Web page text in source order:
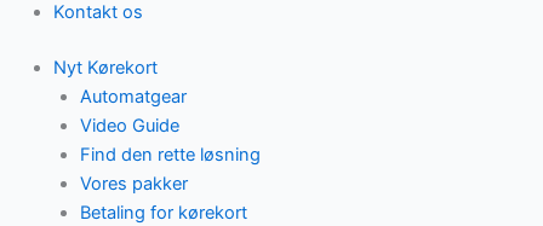
Kontakt os
Nyt Kørekort
Automatgear
Video Guide
Find den rette løsning
Vores pakker
Betaling for kørekort